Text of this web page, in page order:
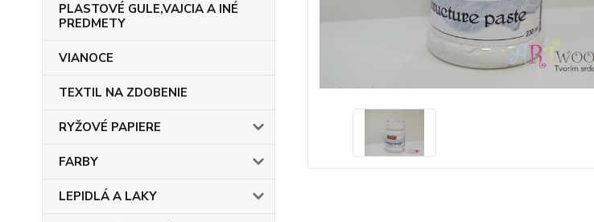
PLASTOVÉ GULE,VAJCIA A INÉ
PREDMETY
VIANOCE
TEXTIL NA ZDOBENIE
RYŽOVÉ PAPIERE
FARBY
LEPIDLÁ A LAKY